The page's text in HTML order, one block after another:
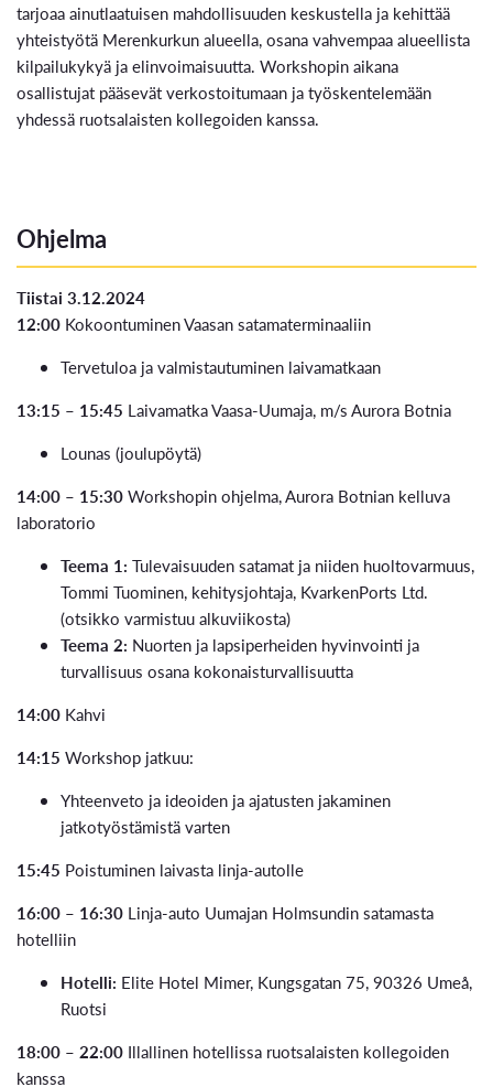
tarjoaa ainutlaatuisen mahdollisuuden keskustella ja kehittää
yhteistyötä Merenkurkun alueella, osana vahvempaa alueellista
kilpailukykyä ja elinvoimaisuutta. Workshopin aikana
osallistujat pääsevät verkostoitumaan ja työskentelemään
yhdessä ruotsalaisten kollegoiden kanssa.
Ohjelma
Tiistai 3.12.2024
12:00 Kokoontuminen Vaasan satamaterminaaliin
Tervetuloa ja valmistautuminen laivamatkaan
13:15 – 15:45 Laivamatka Vaasa-Uumaja, m/s Aurora Botnia
Lounas (joulupöytä)
14:00 – 15:30Workshopin ohjelma, Aurora Botnian kelluva
laboratorio
Teema 1: Tulevaisuuden satamat ja niiden huoltovarmuus,
Tommi Tuominen, kehitysjohtaja, KvarkenPorts Ltd.
(otsikko varmistuu alkuviikosta)
Teema 2: Nuorten ja lapsiperheiden hyvinvointi ja
turvallisuus osana kokonaisturvallisuutta
14:00 Kahvi
14:15 Workshop jatkuu:
Yhteenveto ja ideoiden ja ajatusten jakaminen
jatkotyöstämistä varten
15:45 Poistuminen laivasta linja-autolle
16:00 – 16:30 Linja-auto Uumajan Holmsundin satamasta
hotelliin
Hotelli: Elite Hotel Mimer, Kungsgatan 75, 90326 Umeå,
Ruotsi
18:00 – 22:00 Illallinen hotellissa ruotsalaisten kollegoiden
kanssa